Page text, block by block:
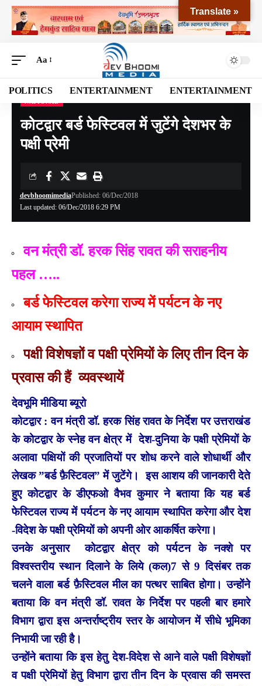
Aa
POLITICS ENTERTAINMENT ENTERTAINMENT
Devbhoomi Media>Blog>NATIONAL>कोटद्वार बर्ड फेस्टिवल में जुटेंगे देशभर के पक्षी प्रेमी
कोटद्वार बर्ड फेस्टिवल में जुटेंगे देशभर के
पक्षी प्रेमी
Last updated: 06/Dec/2018 6:29 PM
devbhoomimediaPublished: 06/Dec/2018
वन मंत्री डॉ. हरक सिंह रावत की सराहनीय
पहल …..
बर्ड फेस्टिवल करेगा राज्य में पर्यटन के नए
आयाम स्थापित
पक्षी विशेषज्ञों व पक्षी प्रेमियों के लिए तीन दिन के
प्रवास की हैं व्यवस्थायें
देवभूमि मीडिया ब्यूरो
कोटद्वार : वन मंत्री डॉ. हरक सिंह रावत के निर्देश पर उत्तराखंड
के कोटद्वार के स्नेह वन क्षेत्र में देश-दुनिया के पक्षी प्रेमियों के
अलावा पक्षियों की प्रजातियों पर शोध करने वाले शोधार्थी और
लेखक ”बर्ड फ़ैस्टिवल” में जुटेंगे। इस आशय की जानकारी देते
हुए कोटद्वार के डीएफओ वैभव कुमार ने बताया कि यह बर्ड
फेस्टिवल राज्य में पर्यटन के नए आयाम स्थापित करेगा और देश
-विदेश के पक्षी प्रेमियों को अपनी ओर आकर्षित करेगा।
उनके अनुसार कोटद्वार क्षेत्र को पर्यटन के नक्शे पर
विश्वस्तरीय स्थान दिलाने के लिये (कल)7 से 9 दिसंबर तक
चलने वाला बर्ड फ़ैस्टिवल मील का पत्थर साबित होगा। उन्होंने
बताया कि वन मंत्री डॉ. रावत के निर्देश पर पहली बार हमारे
विभाग द्वारा इस अन्तर्राष्ट्रीय स्तर के आयोजन में सीधे भूमिका
निभायी जा रही है।
उन्होंने बताया कि इस हेतु देश-विदेश से आने वाले पक्षी विशेषज्ञों
व पक्षी प्रेमियों हेतु विभाग द्वारा तीन दिन के प्रवास की समस्त
Translate »